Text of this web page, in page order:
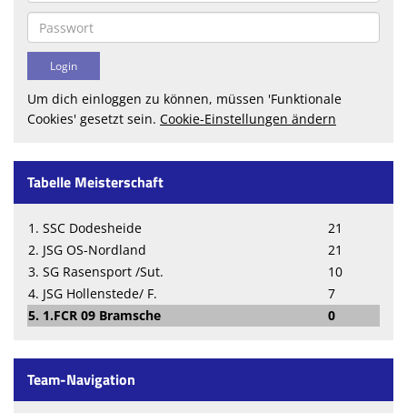
Um dich einloggen zu können, müssen 'Funktionale
Cookies' gesetzt sein. Cookie-Einstellungen ändern
Tabelle Meisterschaft
1. SSC Dodesheide
21
2. JSG OS-Nordland
21
3. SG Rasensport /Sut.
10
4. JSG Hollenstede/ F.
7
5. 1.FCR 09 Bramsche
0
Team-Navigation